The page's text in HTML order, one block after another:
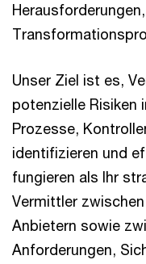
Unser Ziel ist es,
potenzielle Risiken
Prozesse,
identifizieren und
fungieren als Ihr
Vermittler
Anbietern sowie
Anforderungen,